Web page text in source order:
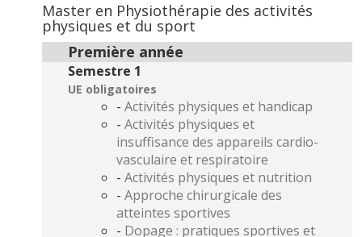
Master en Physiothérapie des activités
physiques et du sport
Première année
Semestre 1
UE obligatoires
- Activités physiques et handicap
- Activités physiques et
insuffisance des appareils cardio-
vasculaire et respiratoire
- Activités physiques et nutrition
- Approche chirurgicale des
atteintes sportives
- Dopage : pratiques sportives et